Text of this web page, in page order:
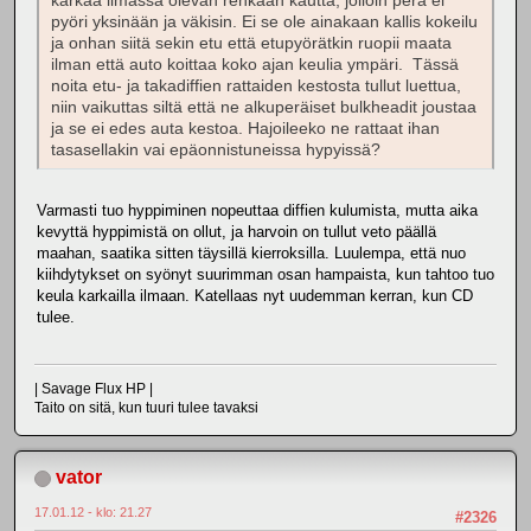
pyöri yksinään ja väkisin. Ei se ole ainakaan kallis kokeilu
ja onhan siitä sekin etu että etupyörätkin ruopii maata
ilman että auto koittaa koko ajan keulia ympäri. Tässä
noita etu- ja takadiffien rattaiden kestosta tullut luettua,
niin vaikuttas siltä että ne alkuperäiset bulkheadit joustaa
ja se ei edes auta kestoa. Hajoileeko ne rattaat ihan
tasasellakin vai epäonnistuneissa hypyissä?
Varmasti tuo hyppiminen nopeuttaa diffien kulumista, mutta aika
kevyttä hyppimistä on ollut, ja harvoin on tullut veto päällä
maahan, saatika sitten täysillä kierroksilla. Luulempa, että nuo
kiihdytykset on syönyt suurimman osan hampaista, kun tahtoo tuo
keula karkailla ilmaan. Katellaas nyt uudemman kerran, kun CD
tulee.
| Savage Flux HP |
Taito on sitä, kun tuuri tulee tavaksi
vator
#2326
17.01.12 - klo: 21.27